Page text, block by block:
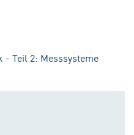
Teil 2: Messsysteme